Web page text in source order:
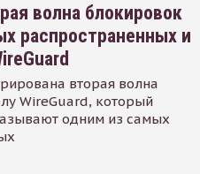
волна блокировок
распространенных и
вторая волна
WireGuard, который
одним из самых